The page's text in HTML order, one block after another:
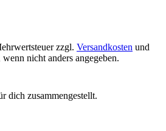
zzgl. Versandkosten und
nicht anders angegeben.
dich zusammengestellt.